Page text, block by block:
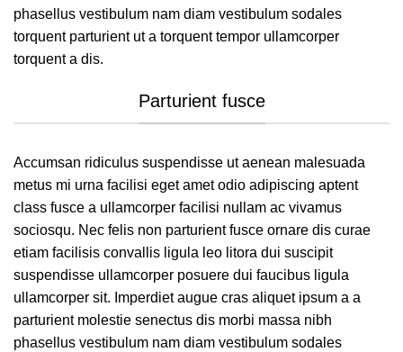
phasellus vestibulum nam diam vestibulum sodales
torquent parturient ut a torquent tempor ullamcorper
torquent a dis.
Parturient fusce
Accumsan ridiculus suspendisse ut aenean malesuada
metus mi urna facilisi eget amet odio adipiscing aptent
class fusce a ullamcorper facilisi nullam ac vivamus
sociosqu. Nec felis non parturient fusce ornare dis curae
etiam facilisis convallis ligula leo litora dui suscipit
suspendisse ullamcorper posuere dui faucibus ligula
ullamcorper sit. Imperdiet augue cras aliquet ipsum a a
parturient molestie senectus dis morbi massa nibh
phasellus vestibulum nam diam vestibulum sodales